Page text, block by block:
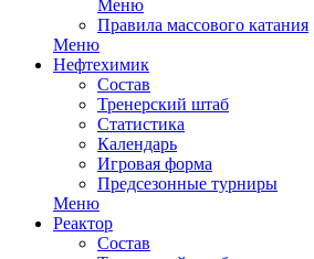
Меню
Правила массового катания
Меню
Нефтехимик
Состав
Тренерский штаб
Статистика
Календарь
Игровая форма
Предсезонные турниры
Меню
Реактор
Состав